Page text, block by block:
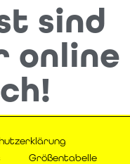
sind
online
Größentabelle